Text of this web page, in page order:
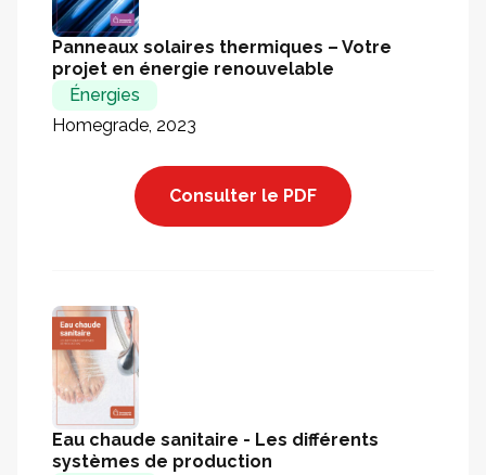
Panneaux solaires thermiques – Votre
projet en énergie renouvelable
Énergies
Homegrade, 2023
Consulter le PDF
Eau chaude sanitaire - Les différents
systèmes de production